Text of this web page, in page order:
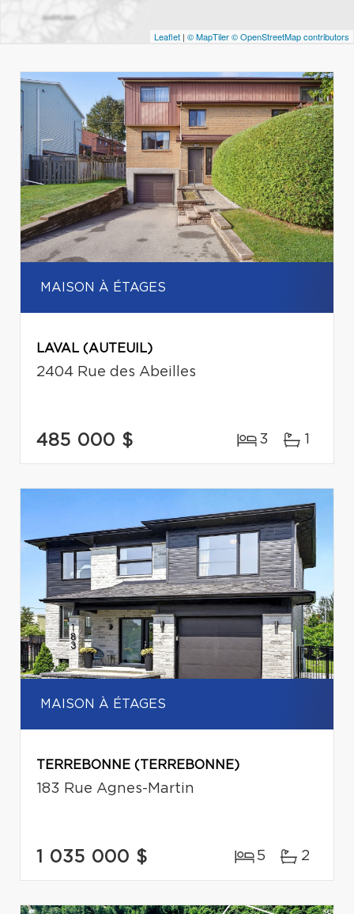
Leaflet | © MapTiler© OpenStreetMap contributors
MAISON À ÉTAGES
LAVAL (AUTEUIL)
2404 Rue des Abeilles
485 000 $ 3 1
MAISON À ÉTAGES
TERREBONNE (TERREBONNE)
183 Rue Agnes-Martin
1 035 000 $ 5 2